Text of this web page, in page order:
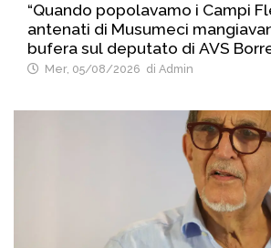
“Quando popolavamo i Campi
antenati di Musumeci
bufera sul deputato di AVS
Mer, 05/08/2026 di Admin